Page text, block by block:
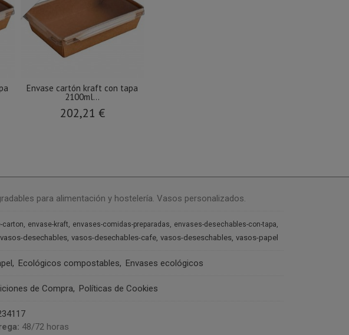
Envase cartón kraft con tapa
2100ml...
202,21 €
para alimentación y hostelería. Vasos personalizados.
carton envase-kraft envases-comidas-preparadas
envases-desechables-con-tapa
vasos-desechables vasos-desechables-cafe vasos-deseschables vasos-papel
Ecológicos compostables Envases ecológicos
de Compra Políticas de Cookies
48/72 horas